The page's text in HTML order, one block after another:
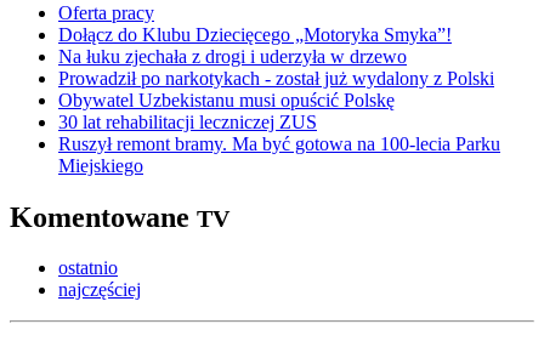
Oferta pracy
Dołącz do Klubu Dziecięcego „Motoryka Smyka”!
Na łuku zjechała z drogi i uderzyła w drzewo
Prowadził po narkotykach - został już wydalony z Polski
Obywatel Uzbekistanu musi opuścić Polskę
30 lat rehabilitacji leczniczej ZUS
Ruszył remont bramy. Ma być gotowa na 100-lecia Parku
Miejskiego
Komentowane TV
ostatnio
najczęściej